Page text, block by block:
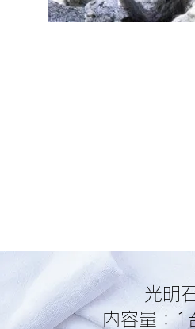
光明
内容量：